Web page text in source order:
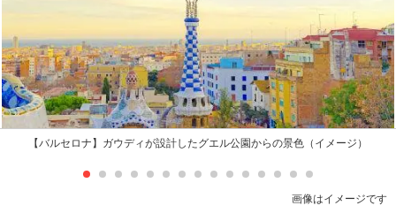
【バルセロナ】ガウディが設計したグエル公園からの景色（イメージ）
画像はイメージです